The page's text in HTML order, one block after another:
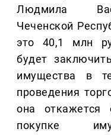
Людмила
Чеченской
это 40,1 млн
будет
имущества в
проведения
она откажется
покупке